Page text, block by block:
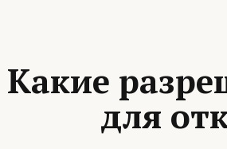
Какие
для